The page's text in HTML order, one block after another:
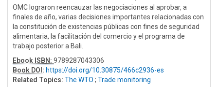
OMC lograron reencauzar las negociaciones al aprobar, a
finales de año, varias decisiones importantes relacionadas con
la constitución de existencias públicas con fines de seguridad
alimentaria, la facilitación del comercio y el programa de
trabajo posterior a Bali.
Ebook ISBN: 9789287043306
Book DOI : https://doi.org/10.30875/466c2936-es
Related Topics: The WTO ; Trade monitoring